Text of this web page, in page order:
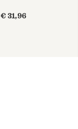
€ 31,96